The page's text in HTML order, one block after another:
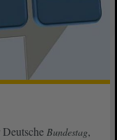
Bundestag,